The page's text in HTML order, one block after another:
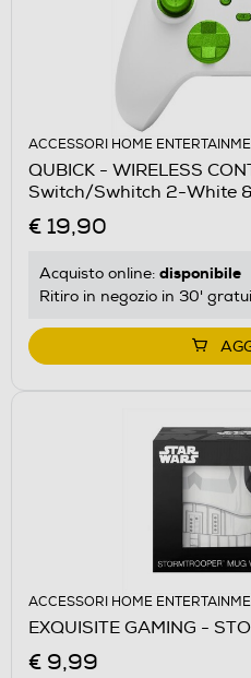
ACCESSORI HOME
QUBICK - WIRELESS
Switch/Swhitch 2-White
€ 19,90
Acquisto online: disponibile
Ritiro in negozio in 30'
ACCESSORI HOME
EXQUISITE GAMING -
€ 9,99